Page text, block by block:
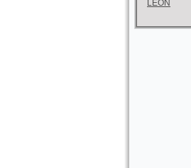
LEON